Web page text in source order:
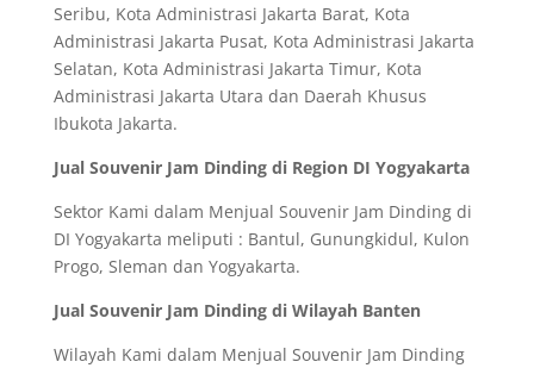
Seribu, Kota Administrasi Jakarta Barat, Kota
Administrasi Jakarta Pusat, Kota Administrasi Jakarta
Selatan, Kota Administrasi Jakarta Timur, Kota
Administrasi Jakarta Utara dan Daerah Khusus
Ibukota Jakarta.
Jual Souvenir Jam Dinding di Region DI Yogyakarta
Sektor Kami dalam Menjual Souvenir Jam Dinding di
DI Yogyakarta meliputi : Bantul, Gunungkidul, Kulon
Progo, Sleman dan Yogyakarta.
Jual Souvenir Jam Dinding di Wilayah Banten
Wilayah Kami dalam Menjual Souvenir Jam Dinding